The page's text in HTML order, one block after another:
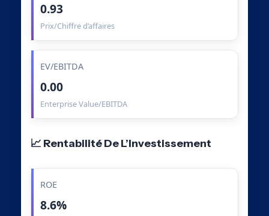
0.93
Prix/Chiffre d’affaires
EV/EBITDA
0.00
Enterprise Value/EBITDA
📈 Rentabilité De L’Investissement
ROE
8.6%